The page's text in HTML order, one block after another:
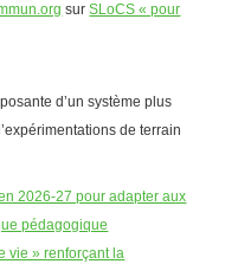
surSLoCS « pour
d’un système plus
de terrain
2026-27 pour adapter aux
pédagogique
vie » renforçant la